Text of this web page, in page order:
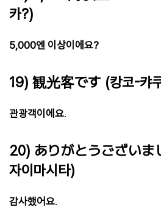
카?)
5,000엔 이상이에요?
19) 観光客です (캉코-캬
관광객이에요.
20) ありがとうございま
자이마시타)
감사했어요.